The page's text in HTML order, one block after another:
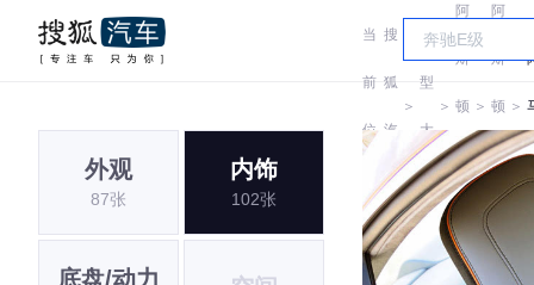
当
前
位
置:
搜
狐
汽
车
＞
车
型
大
全
＞
阿
斯
顿
马
丁
＞
阿
斯
顿
马
丁
＞
外观
87张
内饰
102张
底盘/动力